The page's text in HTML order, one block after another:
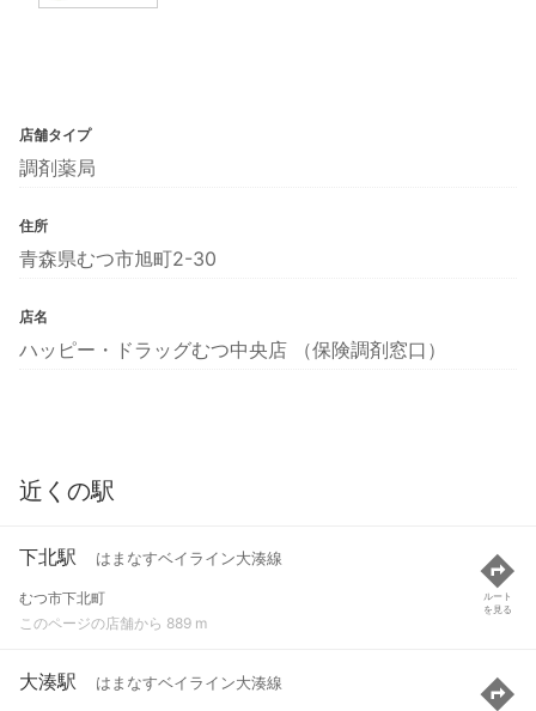
店舗タイプ
調剤薬局
住所
青森県むつ市旭町2-30
店名
ハッピー・ドラッグむつ中央店 （保険調剤窓口）
近くの駅
下北駅 はまなすベイライン大湊線
むつ市下北町
このページの店舗から 889 m
ルート
を見る
大湊駅 はまなすベイライン大湊線